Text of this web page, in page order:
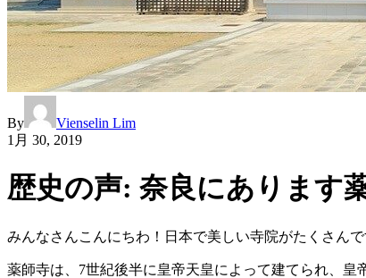
By
Vienselin Lim
1月 30, 2019
歴史の声: 奈良にあります
みんなさんこんにちわ！日本で美しい寺院がたくさん
薬師寺は、7世紀後半に皇帝天皇によって建てられ、